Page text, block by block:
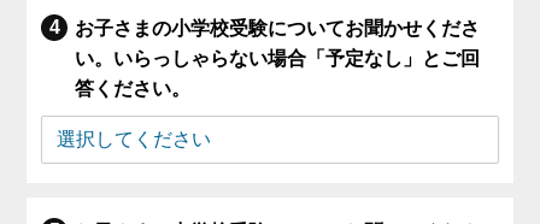
お子さまの小学校受験についてお聞かせくださ
い。いらっしゃらない場合「予定なし」とご回
答ください。